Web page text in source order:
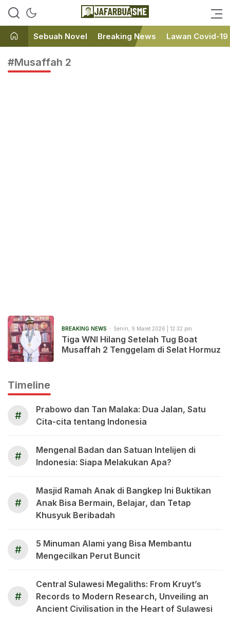
JafarBua
Ini bukan Media Online, Ini
Sebuah Novel Breaking News Lawan Covid-19
#Musaffah 2
BREAKING NEWS Senin, 9 Maret 2026 | 12:32 pm
Tiga WNI Hilang Setelah Tug Boat
Musaffah 2 Tenggelam di Selat Hormuz
Timeline
#
Prabowo dan Tan Malaka: Dua Jalan, Satu
Cita-cita tentang Indonesia
#
Mengenal Badan dan Satuan Intelijen di
Indonesia: Siapa Melakukan Apa?
#
Masjid Ramah Anak di Bangkep Ini Buktikan
Anak Bisa Bermain, Belajar, dan Tetap
Khusyuk Beribadah
#
5 Minuman Alami yang Bisa Membantu
Mengecilkan Perut Buncit
#
Central Sulawesi Megaliths: From Kruyt’s
Records to Modern Research, Unveiling an
Ancient Civilisation in the Heart of Sulawesi